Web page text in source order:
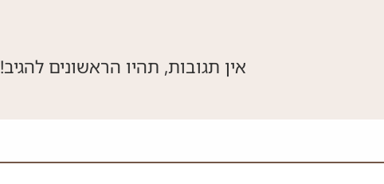
אין תגובות, תהיו הראשונים להגיב!
אל תמלא את השדה הזה